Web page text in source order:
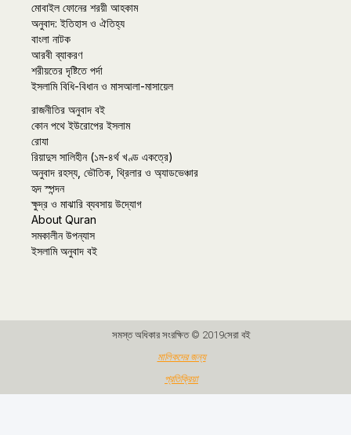
মোবাইল ফোনের শরয়ী আহকাম
অনুবাদ: ইতিহাস ও ঐতিহ্য
বাংলা নাটক
আরবী ব্যাকরণ
শরীয়তের দৃষ্টিতে পর্দা
ইসলামি বিধি-বিধান ও মাসআলা-মাসায়েল
রাজনীতির অনুবাদ বই
কোন পথে ইউরোপের ইসলাম
রোযা
রিয়াদুস সালিহীন (১ম-৪র্থ খণ্ড একত্রে)
অনুবাদ রহস্য, ভৌতিক, থ্রিলার ও অ্যাডভেঞ্চার
হৃদ স্পন্দন
ক্ষুদ্র ও মাঝারি ব্যবসায় উদ্যোগ
About Quran
সমকালীন উপন্যাস
ইসলামি অনুবাদ বই
সমস্ত অধিকার সংরক্ষিত © 2019সেরা বই
মালিকদের জন্য
প্রতিক্রিয়া